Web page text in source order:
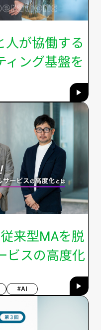
人が協働する
ィング基盤を
来型MAを脱
ビスの高度化
#AI